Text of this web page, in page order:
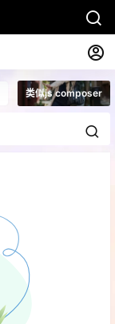
类似js composer